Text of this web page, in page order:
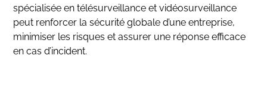
spécialisée en télésurveillance et vidéosurveillance
peut renforcer la sécurité globale d’une entreprise,
minimiser les risques et assurer une réponse efficace
en cas d’incident.